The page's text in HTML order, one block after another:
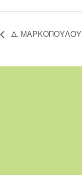
Δ. ΜΑΡΚΟΠΟΥΛΟΥ